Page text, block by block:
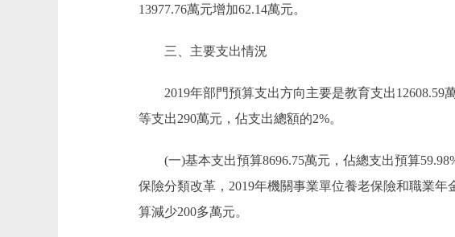
13977.76萬元增加62.14萬元。
三、主要支出情況
2019年部門預算支出方向主要是教育支出12608.59
等支出290萬元，佔支出總額的2%。
(一)基本支出預算8696.75萬元，佔總支出預算
保險分類改革，2019年機關事業單位養老保險和職業
算減少200多萬元。